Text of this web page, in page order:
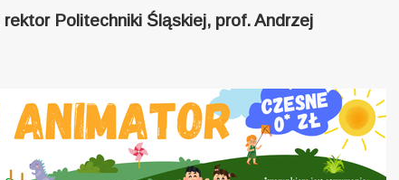
rektor Politechniki Śląskiej, prof. Andrzej